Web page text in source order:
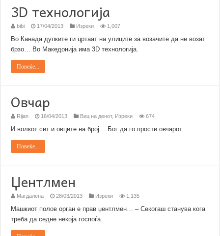
3D технологија
bibi 17/04/2013 Изреки 1,007
Во Канада дупките ги цртаат на улиците за возачите да не возат
брзо… Во Македонија има 3D технологија.
Повеќе...
Овчар
Rijan 16/04/2013 Виц на денот, Изреки 674
И волкот сит и овците на број… Бог да го прости овчарот.
Повеќе...
Џентлмен
Магдалена 28/03/2013 Изреки 1,135
Машкиот полов орган е прав џентлмен… – Секогаш станува кога
треба да седне некоја госпоѓa.